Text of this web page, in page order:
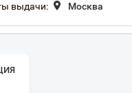
выдачи: Москва